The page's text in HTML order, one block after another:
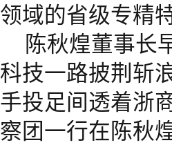
领域的省级专精
陈秋煌董事长
科技一路披荆斩
手投足间透着浙
察团一行在陈秋